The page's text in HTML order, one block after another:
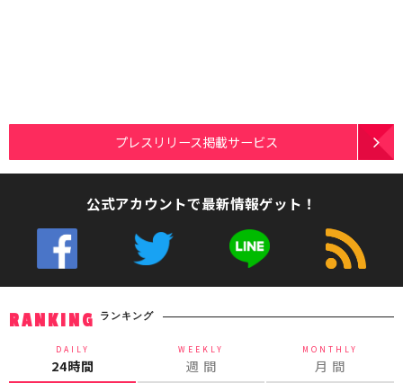
プレスリリース掲載サービス
公式アカウントで最新情報ゲット！
RANKING ランキング
DAILY
24時間
WEEKLY
週 間
MONTHLY
月 間